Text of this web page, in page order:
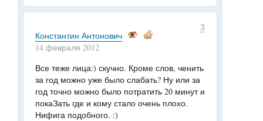
3
Константин Антонович
14 февраля 2012
Все теже лица:) скучно. Кроме слов, ченить
за год можно уже было слабать? Ну или за
год точно можно было потратить 20 минут и
покаЗать где и кому стало очень плохо.
Нифига подобного. :)